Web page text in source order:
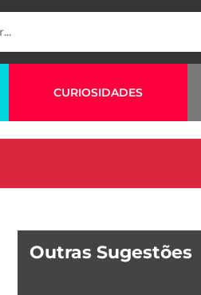
CURIOSIDADES
Outras Sugestões